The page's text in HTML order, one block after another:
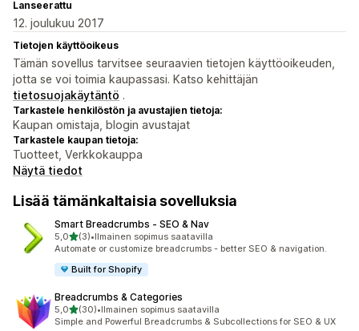
Lanseerattu
12. joulukuu 2017
Tietojen käyttöoikeus
Tämän sovellus tarvitsee seuraavien tietojen käyttöoikeuden,
jotta se voi toimia kaupassasi. Katso kehittäjän
tietosuojakäytäntö .
Tarkastele henkilöstön ja avustajien tietoja:
Kaupan omistaja, blogin avustajat
Tarkastele kaupan tietoja:
Tuotteet, Verkkokauppa
Näytä tiedot
Lisää tämänkaltaisia sovelluksia
Smart Breadcrumbs ‑ SEO & Nav
5,0/ 5 tähteä
(3)
3 arvostelua yhteensä
•Ilmainen sopimus saatavilla
Automate or customize breadcrumbs - better SEO & navigation.
Built for Shopify
Breadcrumbs & Categories
5,0/ 5 tähteä
(30)
30 arvostelua yhteensä
•Ilmainen sopimus saatavilla
Simple and Powerful Breadcrumbs & Subcollections for SEO & UX